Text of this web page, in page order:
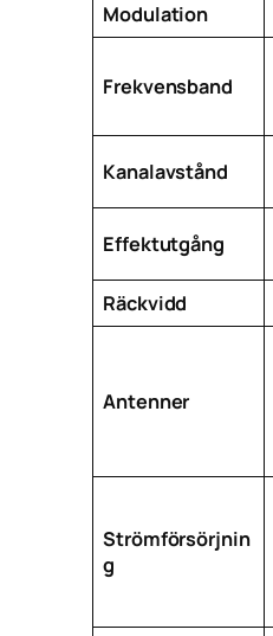
Modulation
Frekvensband
Kanalavstånd
Effektutgång
Räckvidd
Antenner
Strömförsörjnin
g